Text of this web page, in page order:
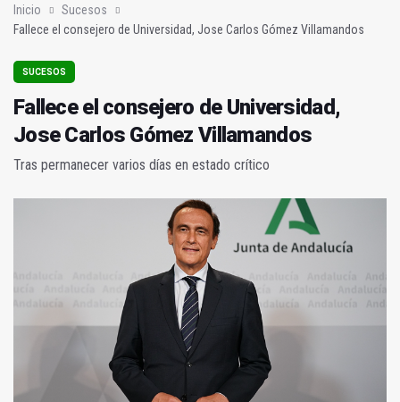
Inicio
Sucesos
Fallece el consejero de Universidad, Jose Carlos Gómez Villamandos
SUCESOS
Fallece el consejero de Universidad,
Jose Carlos Gómez Villamandos
Tras permanecer varios días en estado crítico